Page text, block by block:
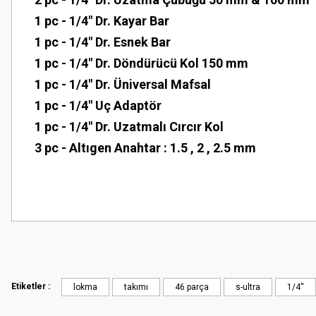
1 pc - 1/4" Dr. Kayar Bar
1 pc - 1/4" Dr. Esnek Bar
1 pc - 1/4" Dr. Döndürücü Kol 150 mm
1 pc - 1/4" Dr. Üniversal Mafsal
1 pc - 1/4" Uç Adaptör
1 pc - 1/4" Dr. Uzatmalı Cırcır Kol
3 pc - Altıgen Anahtar : 1.5 , 2 , 2.5 mm
Görüş ve önerileriniz için teşekkür ederiz.
Ürün bilgilerinde hatalar bulunuyor.
Mahir SARUHANOĞLU | 23/06/2025
Etiketler : lokma takımı 46 parça s-ultra 1/4''